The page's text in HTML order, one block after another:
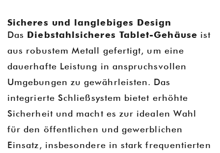
Sicheres und langlebiges Design
Das Diebstahlsicheres Tablet-Gehäuse ist
aus robustem Metall gefertigt, um eine
dauerhafte Leistung in anspruchsvollen
Umgebungen zu gewährleisten. Das
integrierte Schließsystem bietet erhöhte
Sicherheit und macht es zur idealen Wahl
für den öffentlichen und gewerblichen
Einsatz, insbesondere in stark frequentierten